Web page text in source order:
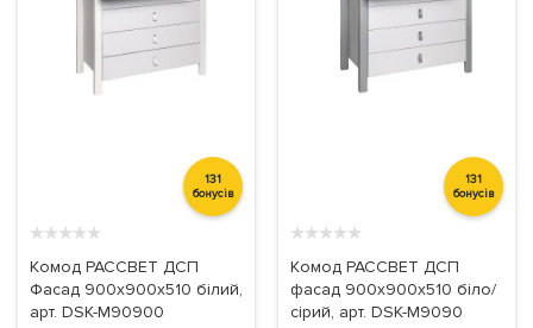
131
бонусів
★★★★★
Комод РАССВЕТ ДСП
Фасад 900х900х510 білий,
арт. DSK-M90900
131
бонусів
★★★★★
Комод РАССВЕТ ДСП
фасад 900х900х510 біло/
сірий, арт. DSK-M9090